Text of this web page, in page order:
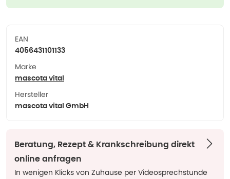
EAN
4056431101133
Marke
mascota vital
Hersteller
mascota vital GmbH
Beratung, Rezept & Krankschreibung direkt
online anfragen
In wenigen Klicks von Zuhause per Videosprechstunde